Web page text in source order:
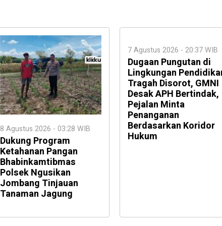
8 Agustus 2026 - 03:28 WIB
Dukung Program
Ketahanan Pangan
Bhabinkamtibmas
Polsek Ngusikan
Jombang Tinjauan
Tanaman Jagung
7 Agustus 2026 - 20:37 WIB
Dugaan Pungutan di
Lingkungan
Tragah Disorot, GMNI
Desak APH Bertindak,
Pejalan Minta
Penanganan
Berdasarkan Koridor
Hukum